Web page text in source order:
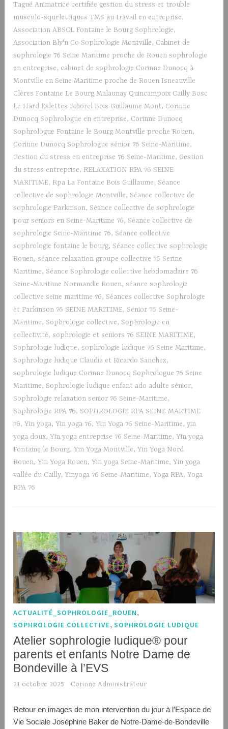
TaguéAnimatrice certifiée gestion du stress et trouble
musculo-squelettiques TMS au travail en entreprise,
Association ABSCL Fontaine le Bourg Sophrologie,
Association Bly'n Co Sophrologie Montville, Cabinet de
sophrologie 76 Seine Maritime proche de Rouen sophrologie
en entreprise, cabinet de sophrologie Corinne Dunocq à
Montville en Seine Maritime proche de Rouen Isneauville
Clères Fontaine Le Bourg Malaunay Quincampoix Cailly Bosc
Le Hard Eslettes Bihorel Bois Guillaume Mont, Corinne
Dunocq Sophrologue en entreprise, Corinne Dunocq
Sophrologue Fontaine le Bourg Montville proche Rouen,
Corinne Dunocq Sophrologue sénior 76 Seine-Maritime,
Gestion du stress en entreprise 76 Seine-Maritime, Gestion
du stress entreprise, RELAXATION RPA 76 SEINE
MARITIME, Rpa La Fontaine Bois Guillaume, Séance
collective de sophrologie Montville, Séance collective de
sophrologie Parkinson, Séance collective de sophrologie
pour seniors en Seine-Maritime 76, Séance collective de
sophrologie Seine-Maritime 76, Séance collective
sophrologie fontaine le bourg, Séance collective sophrologie
Rouen,séance relaxation groupe collective 76 Serine
Maritime, Séance Sophrologie collective hebdomadaire 76
Seine-Maritime Normandie Rouen,séance sophrologie
collective seine maritime 76, Séances collective Sophrologie
et Parkinson 76 SEINE MARITIME, Senior 76 Seine-
Maritime, Sophrologie collective, Sophrologie en
collectivité,sophrologie et seniors 76 SEINE MARITIME,
Sophrologie ludique,sophrologie ludique 76 Seine Maritime,
Sophrologie ludique Claudia et Ricardo Sanchez,
sophrologie ludique Corinne Dunocq Sophrologue 76 Seine
Maritime, Sophrologie ludique enfant ado adulte sénior,
Sophrologie relaxation senior 76 Seine-Maritime,
Sophrologie RPA 76, SOPHROLOGIE RPA SEINE MARTIME
76,Yin yoga,Yin yoga 76,Yin Yoga 76 Seine-Maritime,yin
yoga doux,Yin yoga entreprise 76 Seine-Maritime,Yin yoga
Fontaine le Bourg,Yin Yoga Montville,Yin Yoga Nord
Rouen,Yin Yoga Rouen,Yin yoga Seine-Maritime,Yin yoga
vallée du Cailly,Yinyoga 76 Seine-Maritime,Yoga RPA,Yoga
RPA 76
ACTUALITÉ_SOPHROLOGIE_ROUEN,
SOPHROLOGIE COLLECTIVE,SOPHROLOGIE LUDIQUE
Atelier sophrologie ludique® pour
parents et enfants Notre Dame de
Bondeville à l’EVS
21 octobre 2025 Corinne Administrateur
Retour en images de mon intervention du jour à l’Espace de
Vie Sociale Joséphine Baker de Notre-Dame-de-Bondeville